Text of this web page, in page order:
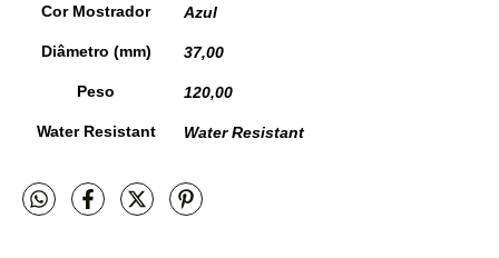
Cor Mostrador Azul
Diâmetro (mm) 37,00
Peso 120,00
Water Resistant Water Resistant